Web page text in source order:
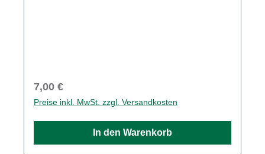
Regulärer Preis:
7,00 €
Preise inkl. MwSt. zzgl. Versandkosten
In den Warenkorb